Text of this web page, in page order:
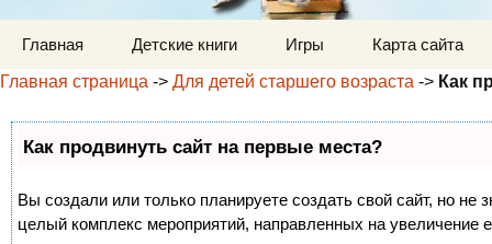
Главная Детские книги Игры
Карта сайта
Главная страница -> Для детей старшего возраста -> Как
Как продвинуть сайт на первые места?
Вы создали или только планируете создать свой сайт, но не
целый комплекс мероприятий, направленных на увеличение